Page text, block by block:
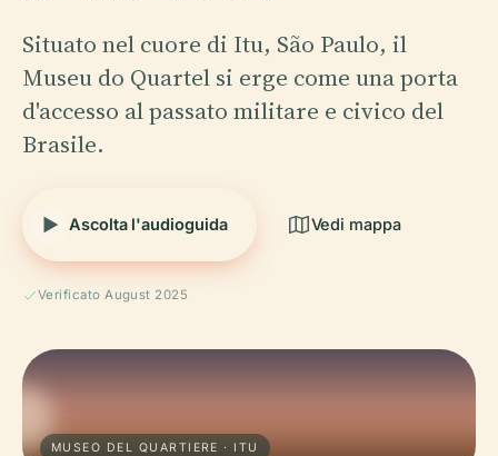
Situato nel cuore di Itu, São Paulo, il
Museu do Quartel si erge come una porta
d'accesso al passato militare e civico del
Brasile.
Ascolta l'audioguida Vedi mappa
Verificato August 2025
MUSEO DEL QUARTIERE · ITU